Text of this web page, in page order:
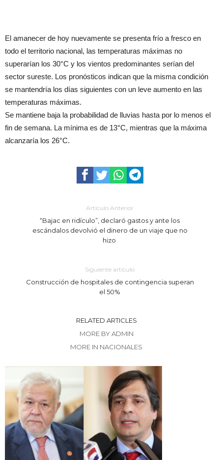
El amanecer de hoy nuevamente se presenta frío a fresco en
todo el territorio nacional, las temperaturas máximas no
superarían los 30°C y los vientos predominantes serían del
sector sureste. Los pronósticos indican que la misma condición
se mantendría los días siguientes con un leve aumento en las
temperaturas máximas.
Se mantiene baja la probabilidad de lluvias hasta por lo menos el
fin de semana. La mínima es de 13°C, mientras que la máxima
alcanzaría los 26°C.
Artículo Anterior
“Bajac en ridículo”, declaró gastos y ante los
escándalos devolvió el dinero de un viaje que no
hizo
Siguiente artículo
Construcción de hospitales de contingencia superan
el 50%
RELATED ARTICLES
MORE BY ADMIN
MORE IN NACIONALES